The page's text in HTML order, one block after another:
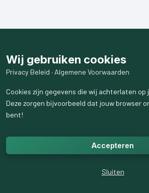
Wij gebruiken cookies
Privacy Beleid · Algemene Voorwaarden
Cookies zijn gegevens die wij achterlaten op
Deze zorgen bijvoorbeeld dat jouw browser
bent!
Accepteren
Sluiten